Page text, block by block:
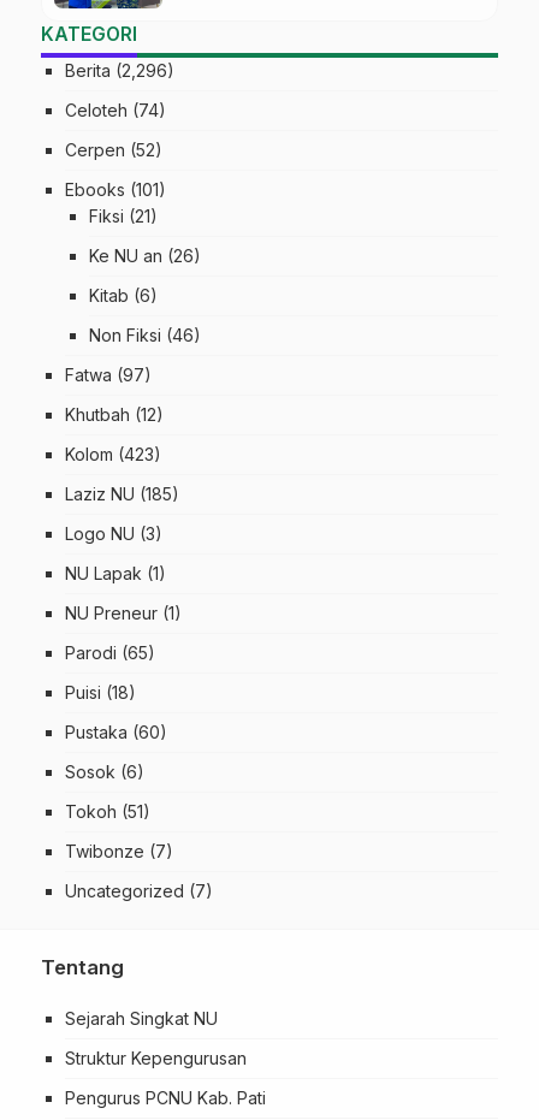
KATEGORI
Berita (2,296)
Celoteh (74)
Cerpen (52)
Ebooks (101)
Fiksi (21)
Ke NU an (26)
Kitab (6)
Non Fiksi (46)
Fatwa (97)
Khutbah (12)
Kolom (423)
Laziz NU (185)
Logo NU (3)
NU Lapak (1)
NU Preneur (1)
Parodi (65)
Puisi (18)
Pustaka (60)
Sosok (6)
Tokoh (51)
Twibonze (7)
Uncategorized (7)
Tentang
Sejarah Singkat NU
Struktur Kepengurusan
Pengurus PCNU Kab. Pati